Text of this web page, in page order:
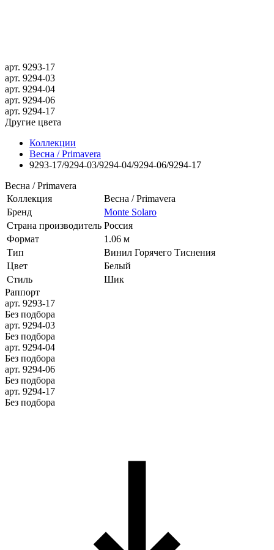
арт. 9293-17
арт. 9294-03
арт. 9294-04
арт. 9294-06
арт. 9294-17
Другие цвета
Коллекции
Весна / Primavera
9293-17/9294-03/9294-04/9294-06/9294-17
Весна / Primavera
Коллекция
Весна / Primavera
Бренд
Monte Solaro
Страна производитель Россия
Формат
1.06 м
Тип
Винил Горячего Тиснения
Цвет
Белый
Стиль
Шик
Раппорт
арт. 9293-17
Без подбора
арт. 9294-03
Без подбора
арт. 9294-04
Без подбора
арт. 9294-06
Без подбора
арт. 9294-17
Без подбора